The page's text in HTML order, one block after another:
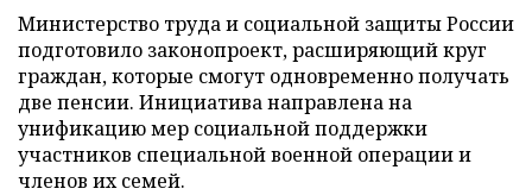
Министерство труда и социальной защиты России
подготовило законопроект, расширяющий круг
граждан, которые смогут одновременно получать
две пенсии. Инициатива направлена на
унификацию мер социальной поддержки
участников специальной военной операции и
членов их семей.